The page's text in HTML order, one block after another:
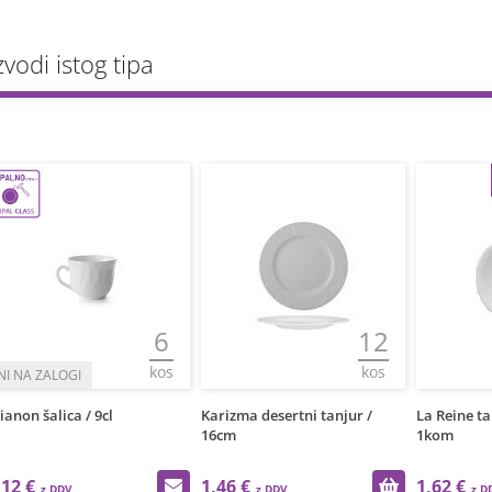
istog tipa
kos
12
Karizma desertni tanjur /
La Reine tanjurič / za
2,49 €